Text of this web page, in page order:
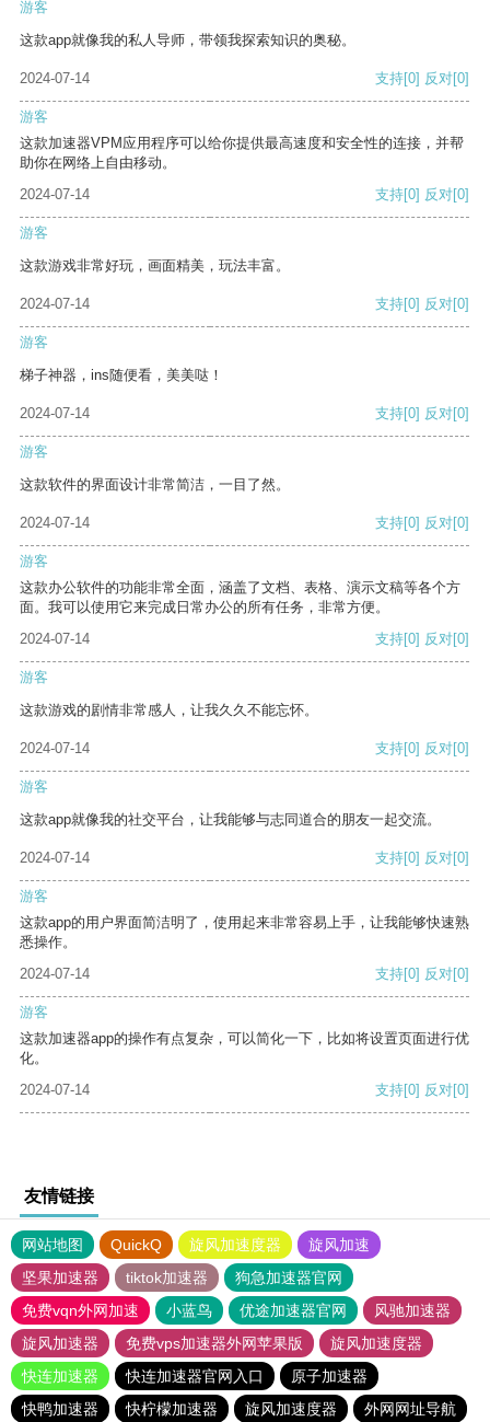
游客
这款app就像我的私人导师，带领我探索知识的奥秘。
2024-07-14 支持[0] 反对[0]
游客
这款加速器VPM应用程序可以给你提供最高速度和安全性的连接，并帮
助你在网络上自由移动。
2024-07-14
支持[0] 反对[0]
游客
这款游戏非常好玩，画面精美，玩法丰富。
2024-07-14 支持[0] 反对[0]
游客
梯子神器，ins随便看，美美哒！
2024-07-14 支持[0] 反对[0]
游客
这款软件的界面设计非常简洁，一目了然。
2024-07-14 支持[0] 反对[0]
游客
这款办公软件的功能非常全面，涵盖了文档、表格、演示文稿等各个方
面。我可以使用它来完成日常办公的所有任务，非常方便。
2024-07-14
支持[0] 反对[0]
游客
这款游戏的剧情非常感人，让我久久不能忘怀。
2024-07-14 支持[0] 反对[0]
游客
这款app就像我的社交平台，让我能够与志同道合的朋友一起交流。
2024-07-14 支持[0] 反对[0]
游客
这款app的用户界面简洁明了，使用起来非常容易上手，让我能够快速熟
悉操作。
2024-07-14
支持[0] 反对[0]
游客
这款加速器app的操作有点复杂，可以简化一下，比如将设置页面进行优
化。
2024-07-14
支持[0] 反对[0]
友情链接
网站地图 QuickQ 旋风加速度器
旋风加速
坚果加速器
tiktok加速器
狗急加速器官网
免费vqn外网加速
小蓝鸟 优途加速器官网
风驰加速器
旋风加速器
免费vps加速器外网苹果版
旋风加速度器
快连加速器
快连加速器官网入口
原子加速器
快鸭加速器
快柠檬加速器 旋风加速度器 外网网址导航